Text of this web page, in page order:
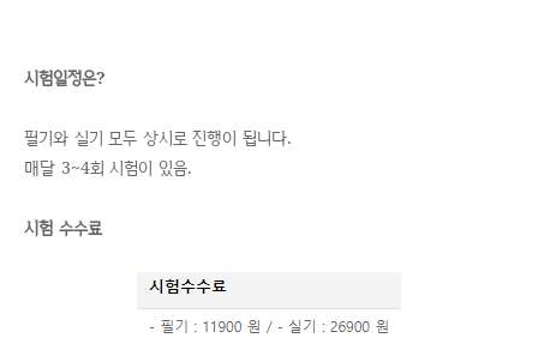
시험일정은?
필기와 실기 모두 상시로 진행이 됩니다.
매달 3~4회 시험이 있음.
시험 수수료